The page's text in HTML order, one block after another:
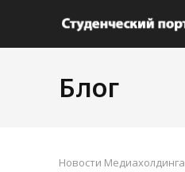
Блог
Новости Медиахолдинга